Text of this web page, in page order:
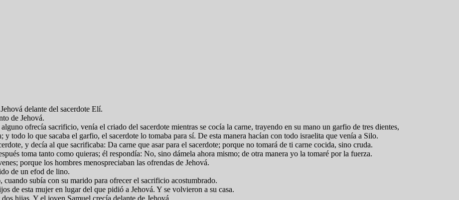
delante del sacerdote Elí.
de Jehová.
ofrecía sacrificio, venía el criado del sacerdote mientras se cocía la carne, trayendo en su mano un garfio de tres dientes,
todo lo que sacaba el garfio, el sacerdote lo tomaba para sí. De esta manera hacían con todo israelita que venía a Silo.
y decía al que sacrificaba: Da carne que asar para el sacerdote; porque no tomará de ti carne cocida, sino cruda.
toma tanto como quieras; él respondía: No, sino dámela ahora mismo; de otra manera yo la tomaré por la fuerza.
porque los hombres menospreciaban las ofrendas de Jehová.
de un efod de lino.
subía con su marido para ofrecer el sacrificio acostumbrado.
de esta mujer en lugar del que pidió a Jehová. Y se volvieron a su casa.
hijas. Y el joven Samuel crecía delante de Jehová.